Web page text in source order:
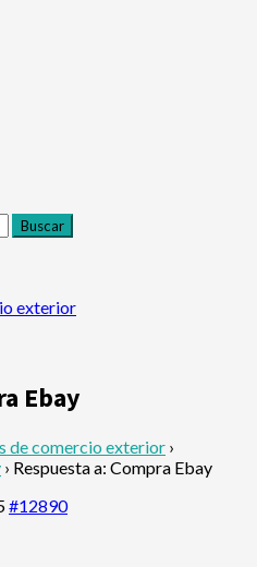
exterior
Ebay
de comercio exterior ›
› Respuesta a: Compra Ebay
#12890